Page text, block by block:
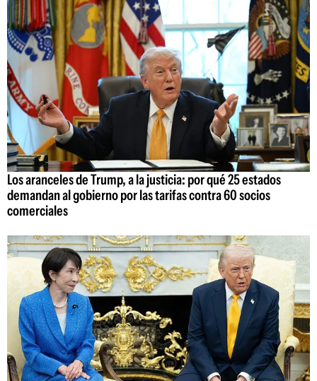
Los aranceles de Trump, a la justicia: por qué 25 estados
demandan al gobierno por las tarifas contra 60 socios
comerciales